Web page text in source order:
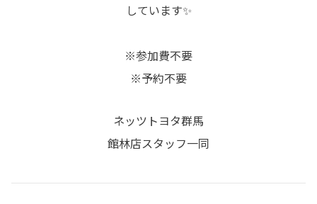
しています✨
※参加費不要
※予約不要
ネッツトヨタ群馬
館林店スタッフ一同